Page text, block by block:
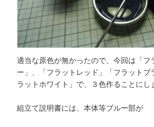
適当な原色が無かったので、今回は「フ
ー」、「フラットレッド」「フラットブ
ラットホワイト」で、３色作ることにし
組立て説明書には、本体等ブルー部が